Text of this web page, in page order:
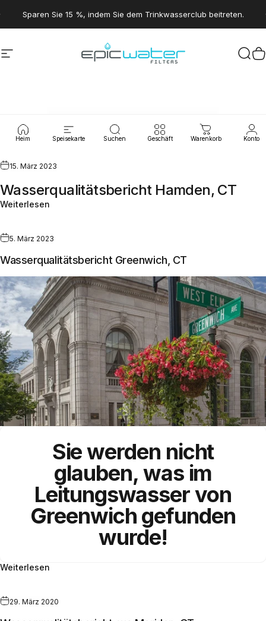
Sparen Sie 15 %, indem Sie dem Trinkwasserclub beitreten.
Seitennavigation Epic Water Filters USA
Heim Speisekarte Suchen Geschäft Warenkorb Konto
Wasserlecks
15. März 2023
Wasserqualitätsbericht Hamden, CT
Weiterlesen
5. März 2023
Wasserqualitätsbericht Greenwich, CT
Sie werden nicht
glauben, was im
Leitungswasser von
Greenwich gefunden
wurde!
Weiterlesen
29. März 2020